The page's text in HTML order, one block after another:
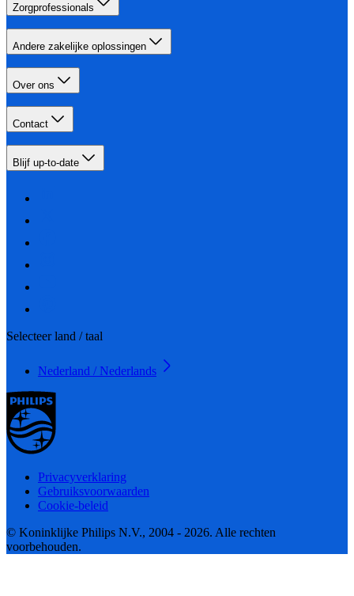
Zorgprofessionals
Andere zakelijke oplossingen
Over ons
Contact
Blijf up-to-date
Selecteer land / taal
Nederland / Nederlands
Privacyverklaring
Gebruiksvoorwaarden
Cookie-beleid
© Koninklijke Philips N.V., 2004 - 2026. Alle rechten
voorbehouden.